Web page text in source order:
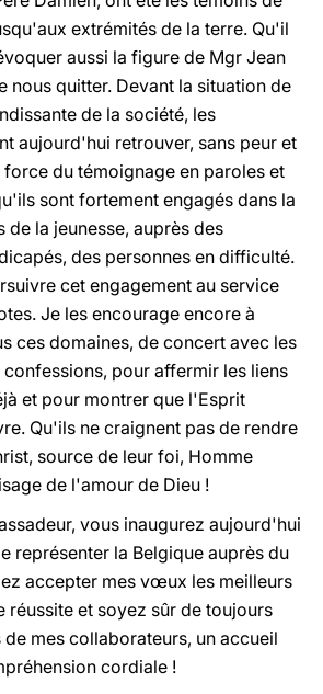
extrémités de la terre. Qu'il
aussi la figure de Mgr Jean
nous quitter. Devant la situation de
de la société, les
aujourd'hui retrouver, sans peur et
du témoignage en paroles et
sont fortement engagés dans la
de la jeunesse, auprès des
des personnes en difficulté.
cet engagement au service
Je les encourage encore à
ces domaines, de concert avec les
pour affermir les liens
et pour montrer que l'Esprit
Qu'ils ne craignent pas de rendre
source de leur foi, Homme
de l'amour de Dieu !
vous inaugurez aujourd'hui
représenter la Belgique auprès du
accepter mes vœux les meilleurs
réussite et soyez sûr de toujours
mes collaborateurs, un accueil
cordiale !